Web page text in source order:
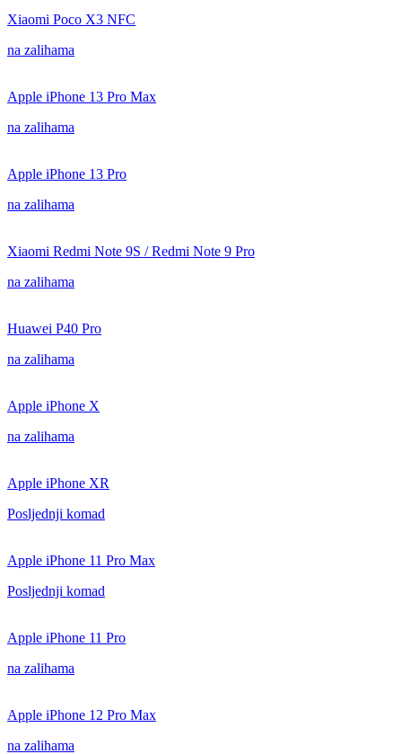
Xiaomi Poco X3 NFC
na zalihama
Apple iPhone 13 Pro Max
na zalihama
Apple iPhone 13 Pro
na zalihama
Xiaomi Redmi Note 9S / Redmi Note 9 Pro
na zalihama
Huawei P40 Pro
na zalihama
Apple iPhone X
na zalihama
Apple iPhone XR
Posljednji komad
Apple iPhone 11 Pro Max
Posljednji komad
Apple iPhone 11 Pro
na zalihama
Apple iPhone 12 Pro Max
na zalihama